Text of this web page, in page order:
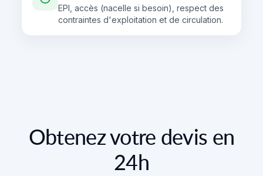
EPI, accès (nacelle si besoin), respect des
contraintes d'exploitation et de circulation.
Obtenez votre devis en
24h